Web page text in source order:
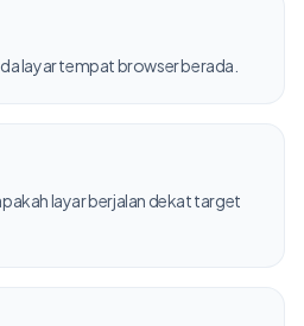
layar tempat browser berada.
layar berjalan dekat target